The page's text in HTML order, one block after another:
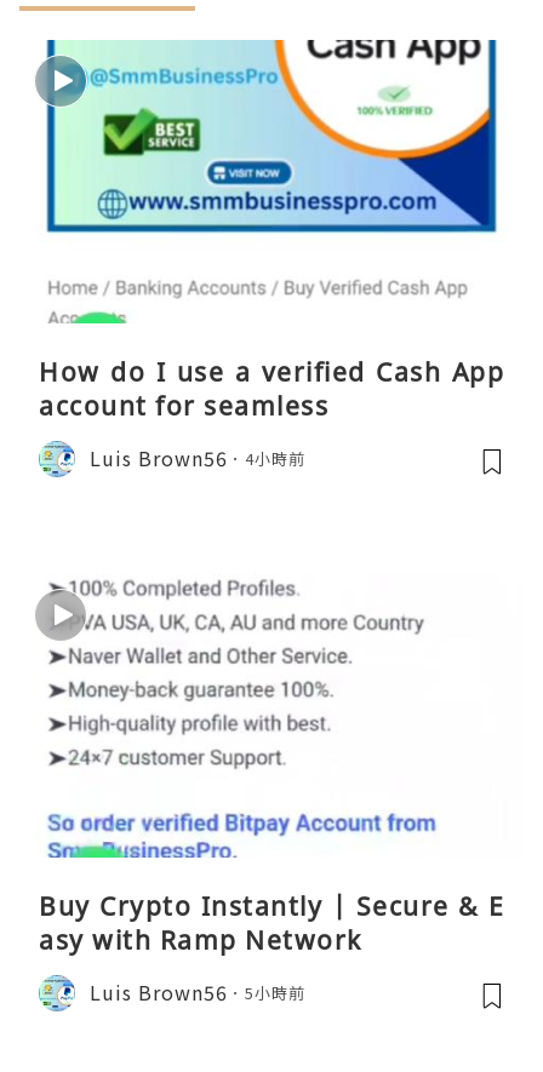
How do I use a verified Cash App
account for seamless
Luis Brown56 4小時前
Buy Crypto Instantly | Secure & E
asy with Ramp Network
Luis Brown56 5小時前